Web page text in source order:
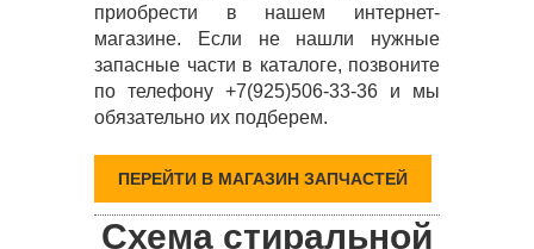
приобрести в нашем интернет-
магазине. Если не нашли нужные
запасные части в каталоге, позвоните
по телефону +7(925)506-33-36 и мы
обязательно их подберем.
ПЕРЕЙТИ В МАГАЗИН ЗАПЧАСТЕЙ
Схема стиральной